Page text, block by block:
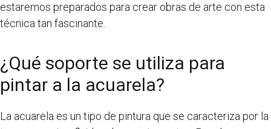
estaremos preparados para crear obras de arte con esta
técnica tan fascinante.
¿Qué soporte se utiliza para
pintar a la acuarela?
La acuarela es un tipo de pintura que se caracteriza por la